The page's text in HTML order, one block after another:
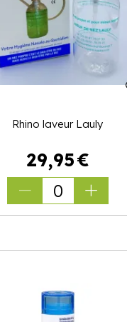
Rhino laveur Lauly
29,95€
0